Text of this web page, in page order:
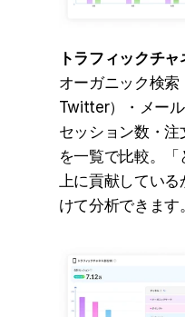
トラフィックチ
オーガニック検
Twitter）・メー
セッション数・
を一覧で比較。
上に貢献してい
けて分析できます。